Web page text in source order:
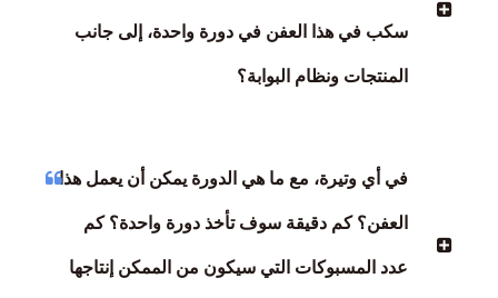
سكب في هذا العفن في دورة واحدة، إلى جانب
المنتجات ونظام البوابة؟
في أي وتيرة، مع ما هي الدورة يمكن أن يعمل هذا
العفن؟ كم دقيقة سوف تأخذ دورة واحدة؟ كم
عدد المسبوكات التي سيكون من الممكن إنتاجها